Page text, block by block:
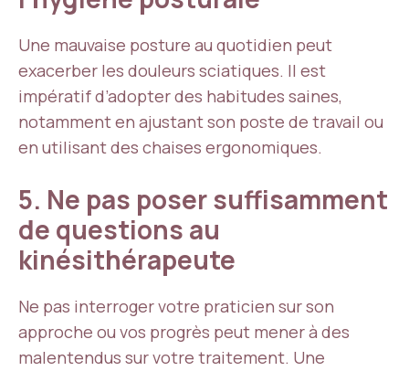
Une mauvaise posture au quotidien peut
exacerber les douleurs sciatiques. Il est
impératif d’adopter des habitudes saines,
notamment en ajustant son poste de travail ou
en utilisant des chaises ergonomiques.
5. Ne pas poser suffisamment
de questions au
kinésithérapeute
Ne pas interroger votre praticien sur son
approche ou vos progrès peut mener à des
malentendus sur votre traitement. Une